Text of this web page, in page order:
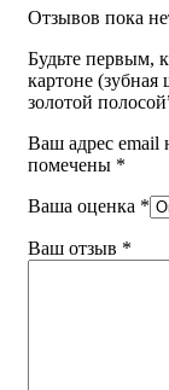
Имя*
Email*
браузере для
review.
Отзывов пока
Будьте первым,
картоне (зубная
золотой
Ваш адрес email
помечены *
Ваша оценка *
Ваш отзыв *